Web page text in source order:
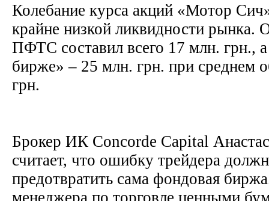
Колебание курса акций «Мотор
крайне низкой ликвидности рынка.
ПФТС составил всего 17 млн. грн.,
бирже» – 25 млн. грн. при среднем
грн.
Брокер ИК Concorde Capital
считает, что ошибку трейдера
предотвратить сама фондовая
менеджера по торговле ценными